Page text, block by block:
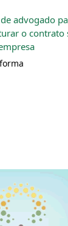
advogado
o contrato